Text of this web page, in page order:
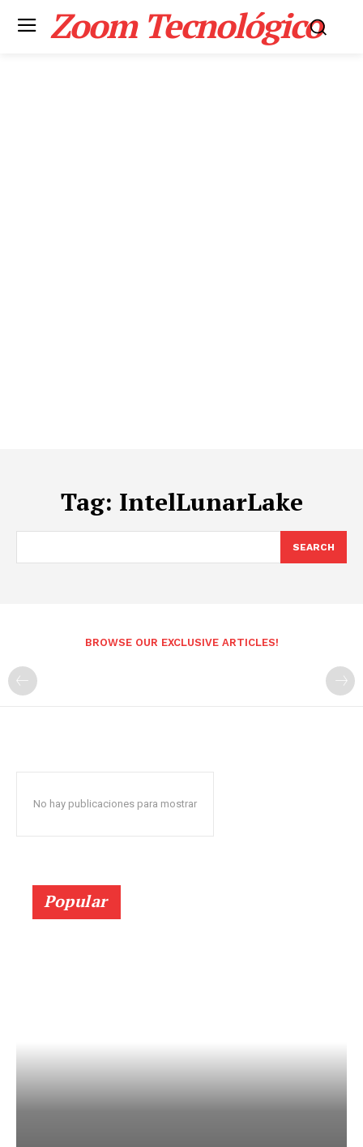
Zoom Tecnológico
Tag: IntelLunarLake
SEARCH
BROWSE OUR EXCLUSIVE ARTICLES!
No hay publicaciones para mostrar
Popular